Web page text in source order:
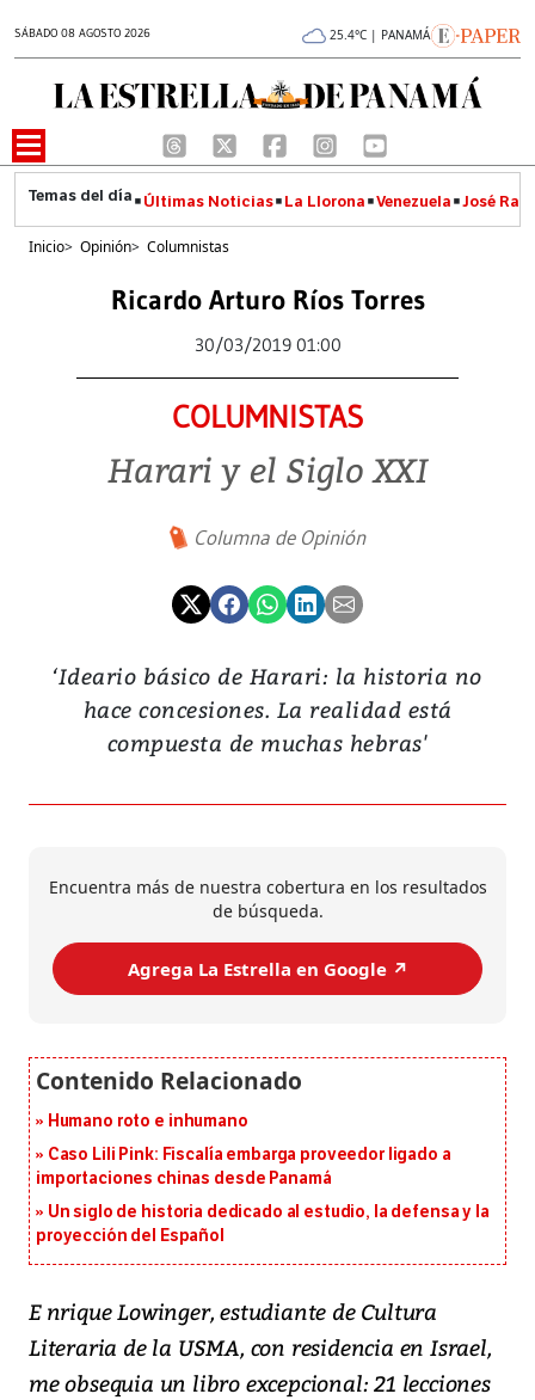
SÁBADO 08 AGOSTO 2026 25.4°C | PANAMÁ
Últimas Noticias La Llorona Venezuela José
Inicio> Opinión> Columnistas
Ricardo Arturo Ríos Torres
30/03/2019 01:00
COLUMNISTAS
Harari y el Siglo XXI
Columna de Opinión
‘Ideario básico de Harari: la historia no
hace concesiones. La realidad está
compuesta de muchas hebras'
Encuentra más de nuestra cobertura en los resultados
de búsqueda.
Agrega La Estrella en Google ↗️
Humano roto e inhumano
Caso Lili Pink: Fiscalía embarga proveedor ligado a
importaciones chinas desde Panamá
Un siglo de historia dedicado al estudio, la defensa y la
proyección del Español
E nrique Lowinger, estudiante de Cultura
Literaria de la USMA, con residencia en Israel,
me obsequia un libro excepcional: 21 lecciones